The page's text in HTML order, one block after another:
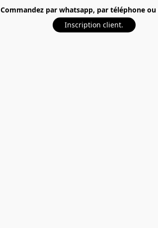
Commandez par whatsapp, par téléphone ou
Inscription client.